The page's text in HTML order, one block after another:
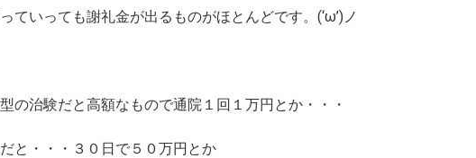
ていっても謝礼金が出るものがほとんどです。(‘ω’)ノ
の治験だと高額なもので通院１回１万円 とか・・・
と・・・ ３０日で５０万円とか